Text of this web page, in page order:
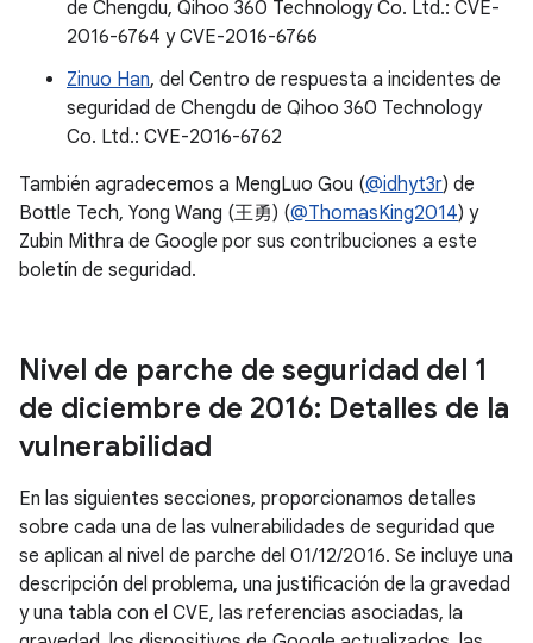
de Chengdu, Qihoo 360 Technology Co. Ltd.: CVE-
2016-6764 y CVE-2016-6766
Zinuo Han, del Centro de respuesta a incidentes de
seguridad de Chengdu de Qihoo 360 Technology
Co. Ltd.: CVE-2016-6762
También agradecemos a MengLuo Gou (@idhyt3r) de
Bottle Tech, Yong Wang (王勇) (@ThomasKing2014) y
Zubin Mithra de Google por sus contribuciones a este
boletín de seguridad.
Nivel de parche de seguridad del 1
de diciembre de 2016: Detalles de la
vulnerabilidad
En las siguientes secciones, proporcionamos detalles
sobre cada una de las vulnerabilidades de seguridad que
se aplican al nivel de parche del 01/12/2016. Se incluye una
descripción del problema, una justificación de la gravedad
y una tabla con el CVE, las referencias asociadas, la